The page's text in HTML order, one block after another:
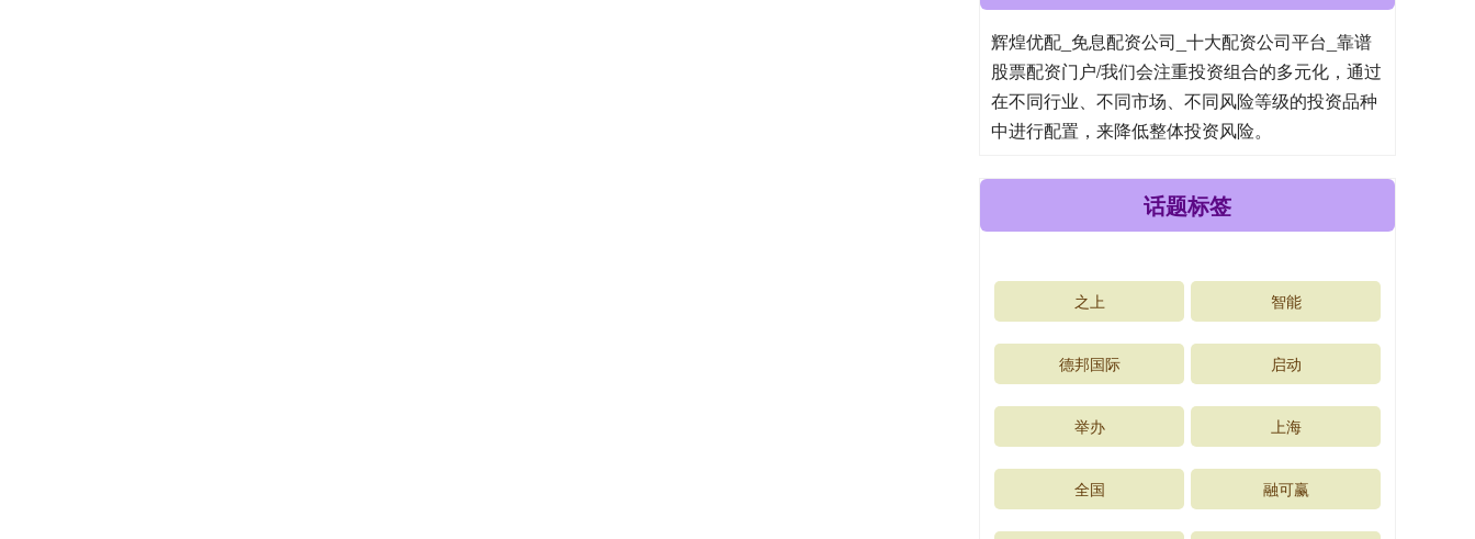
辉煌优配_免息配资公司_十大配资公司平台_靠谱
股票配资门户/我们会注重投资组合的多元化，通过
在不同行业、不同市场、不同风险等级的投资品种
中进行配置，来降低整体投资风险。
话题标签
之上 智能
德邦国际 启动
举办 上海
全国 融可赢